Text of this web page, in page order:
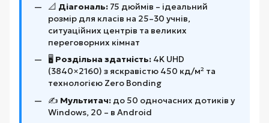
📐 Діагональ: 75 дюймів – ідеальний
розмір для класів на 25–30 учнів,
ситуаційних центрів та великих
переговорних кімнат
🖥️ Роздільна здатність: 4K UHD
(3840×2160) з яскравістю 450 кд/м² та
технологією Zero Bonding
✍️ Мультитач: до 50 одночасних дотиків у
Windows, 20 – в Android